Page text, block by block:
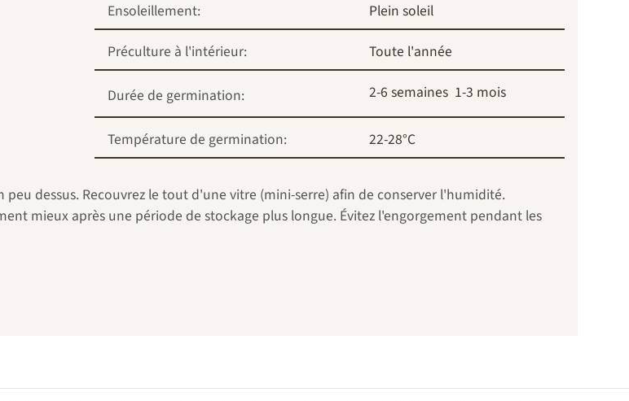
Ensoleillement:
Plein soleil
Préculture à l'intérieur:
Toute l'année
Durée de germination: 2-6 semaines 1-3 mois
Température de germination: 22-28°C
dessus. Recouvrez le tout d'une vitre (mini-serre) afin de conserver l'humidité.
mieux après une période de stockage plus longue. Évitez l'engorgement pendant les